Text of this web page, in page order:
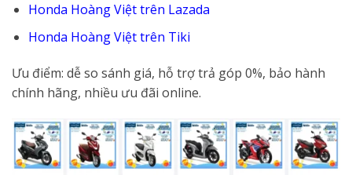
Honda Hoàng Việt trên Lazada
Honda Hoàng Việt trên Tiki
Ưu điểm: dễ so sánh giá, hỗ trợ trả góp 0%, bảo hành
chính hãng, nhiều ưu đãi online.